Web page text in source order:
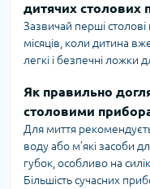
дитячих столових
Зазвичай перші
місяців, коли дитина
легкі і безпечні ложки
Як правильно
столовими
Для миття
воду або м’які засоби
губок, особливо на
Більшість сучасних